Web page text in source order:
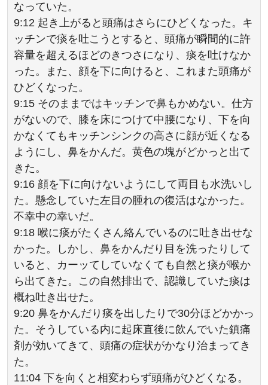
なっていた。
9:12 起き上がると頭痛はさらにひどくなった。キ
ッチンで痰を吐こうとすると、頭痛が瞬間的に許
容量を超えるほどのきつさになり、痰を吐けなか
った。また、顔を下に向けると、これまた頭痛が
ひどくなった。
9:15 そのままではキッチンで鼻もかめない。仕方
がないので、膝を床につけて中腰になり、下を向
かなくてもキッチンシンクの高さに顔が近くなる
ようにし、鼻をかんだ。黄色の塊がどかっと出て
きた。
9:16 顔を下に向けないようにして両目も水洗いし
た。懸念していた左目の腫れの復活はなかった。
不幸中の幸いだ。
9:18 喉に痰がたくさん絡んでいるのに吐き出せな
かった。しかし、鼻をかんだり目を洗ったりして
いると、カーッてしていなくても自然と痰が喉か
ら出てきた。この自然排出で、認識していた痰は
概ね吐き出せた。
9:20 鼻をかんだり痰を出したりで30分ほどかかっ
た。そうしている内に起床直後に飲んでいた鎮痛
剤が効いてきて、頭痛の症状がかなり治まってき
た。
11:04 下を向くと相変わらず頭痛がひどくなる。